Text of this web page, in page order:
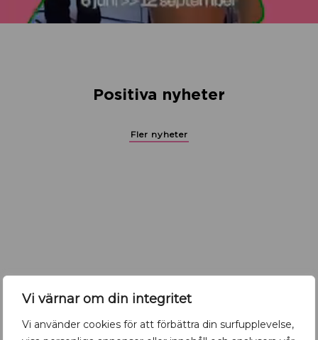
Vi värnar om din integritet
Vi använder cookies för att förbättra din surfupplevelse,
Positiva nyheter
Fler nyheter